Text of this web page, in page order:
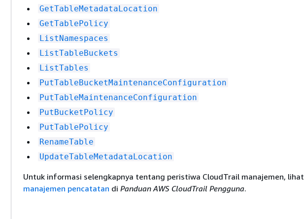
GetTableMetadataLocation
GetTablePolicy
ListNamespaces
ListTableBuckets
ListTables
PutTableBucketMaintenanceConfiguration
PutTableMaintenanceConfiguration
PutBucketPolicy
PutTablePolicy
RenameTable
UpdateTableMetadataLocation
Untuk informasi selengkapnya tentang peristiwa CloudTrail manajemen, lihat
manajemen pencatatan di Panduan AWS CloudTrail Pengguna.